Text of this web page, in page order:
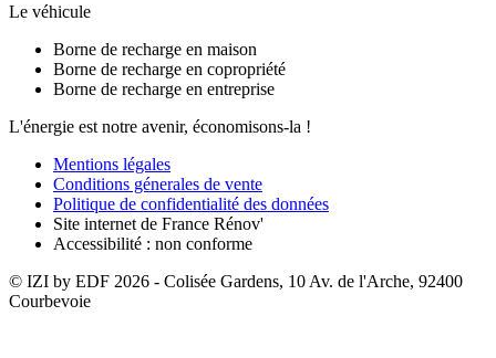
Le véhicule
Borne de recharge en maison
Borne de recharge en copropriété
Borne de recharge en entreprise
L'énergie est notre avenir, économisons-la !
Mentions légales
Conditions génerales de vente
Politique de confidentialité des données
Site internet de France Rénov'
Accessibilité : non conforme
© IZI by EDF 2026 - Colisée Gardens, 10 Av. de l'Arche, 92400
Courbevoie